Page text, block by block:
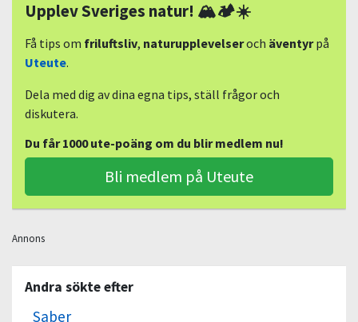
Upplev Sveriges natur! 🏔🏕☀️
Få tips om friluftsliv, naturupplevelseroch äventyrpå
Uteute.
Dela med dig av dina egna tips, ställ frågor och
diskutera.
Du får 1000 ute-poäng om du blir medlem nu!
Bli medlem på Uteute
Annons
Andra sökte efter
Saber